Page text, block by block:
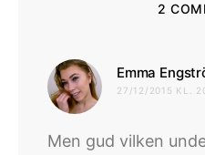
2
Emma
27/12/2015 KL.
Men gud vilken